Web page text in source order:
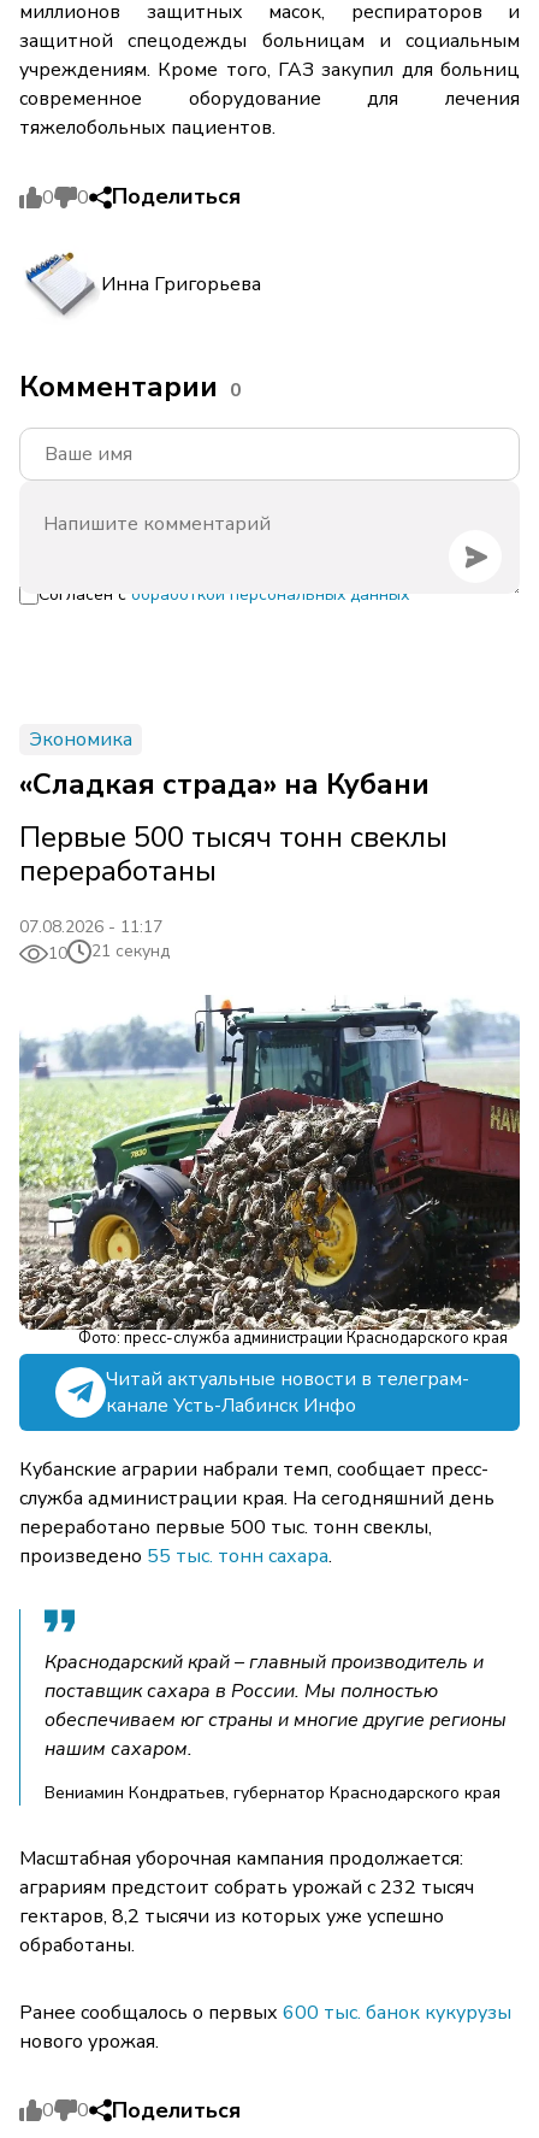
миллионов защитных масок, респираторов и
защитной спецодежды больницам и социальным
учреждениям. Кроме того, ГАЗ закупил для больниц
современное оборудование для лечения
тяжелобольных пациентов.
0 0 Поделиться
Инна Григорьева
Комментарии 0
Согласен с обработкой персональных данных
Экономика
«Сладкая страда» на Кубани
Первые 500 тысяч тонн свеклы
переработаны
07.08.2026 - 11:17
10
21 секунд
Фото: пресс-служба администрации Краснодарского края
Читай актуальные новости в телеграм-
канале Усть-Лабинск Инфо
Кубанские аграрии набрали темп, сообщает пресс-
служба администрации края. На сегодняшний день
переработано первые 500 тыс. тонн свеклы,
произведено 55 тыс. тонн сахара.
Краснодарский край – главный производитель и
поставщик сахара в России. Мы полностью
обеспечиваем юг страны и многие другие регионы
нашим сахаром.
Вениамин Кондратьев, губернатор Краснодарского края
Масштабная уборочная кампания продолжается:
аграриям предстоит собрать урожай с 232 тысяч
гектаров, 8,2 тысячи из которых уже успешно
обработаны.
Ранее сообщалось о первых 600 тыс. банок кукурузы
нового урожая.
0 0 Поделиться